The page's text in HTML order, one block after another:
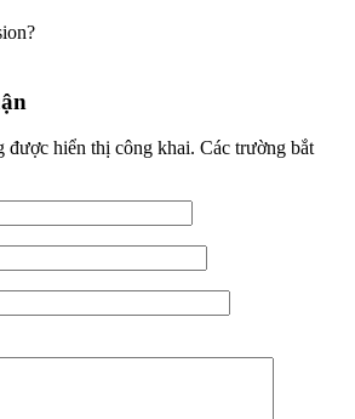
được hiển thị công khai. Các trường bắt